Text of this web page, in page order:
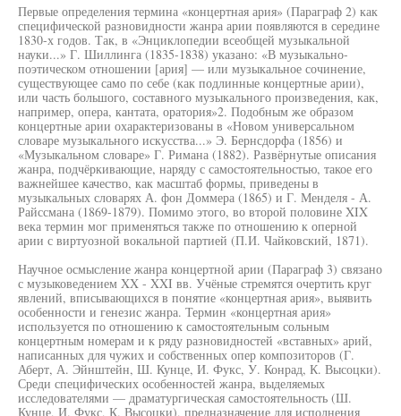
Первые определения термина «концертная ария» (Параграф 2) как
специфической разновидности жанра арии появляются в середине
1830-х годов. Так, в «Энциклопедии всеобщей музыкальной
науки...» Г. Шиллинга (1835-1838) указано: «В музыкально-
поэтическом отношении [ария] — или музыкальное сочинение,
существующее само по себе (как подлинные концертные арии),
или часть большого, составного музыкального произведения, как,
например, опера, кантата, оратория»2. Подобным же образом
концертные арии охарактеризованы в «Новом универсальном
словаре музыкального искусства...» Э. Бернсдорфа (1856) и
«Музыкальном словаре» Г. Римана (1882). Развёрнутые описания
жанра, подчёркивающие, наряду с самостоятельностью, такое его
важнейшее качество, как масштаб формы, приведены в
музыкальных словарях А. фон Доммера (1865) и Г. Менделя - А.
Райссмана (1869-1879). Помимо этого, во второй половине XIX
века термин мог применяться также по отношению к оперной
арии с виртуозной вокальной партией (П.И. Чайковский, 1871).
Научное осмысление жанра концертной арии (Параграф 3) связано
с музыковедением XX - XXI вв. Учёные стремятся очертить круг
явлений, вписывающихся в понятие «концертная ария», выявить
особенности и генезис жанра. Термин «концертная ария»
используется по отношению к самостоятельным сольным
концертным номерам и к ряду разновидностей «вставных» арий,
написанных для чужих и собственных опер композиторов (Г.
Аберт, А. Эйнштейн, Ш. Кунце, И. Фукс, У. Конрад, К. Высоцки).
Среди специфических особенностей жанра, выделяемых
исследователями — драматургическая самостоятельность (Ш.
Кунце, И. Фукс, К. Высоцки), предназначение для исполнения